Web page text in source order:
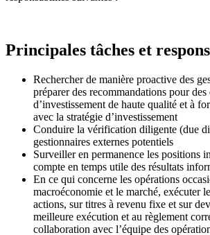
Principales tâches et
Rechercher de manière proactive des
préparer des recommandations pour
d’investissement de haute qualité et à
avec la stratégie d’investissement
Conduire la vérification diligente (due
gestionnaires externes potentiels
Surveiller en permanence les positions
compte en temps utile des résultats
En ce qui concerne les opérations
macroéconomie et le marché, exécuter
actions, sur titres à revenu fixe et sur
meilleure exécution et au règlement
collaboration avec l’équipe des